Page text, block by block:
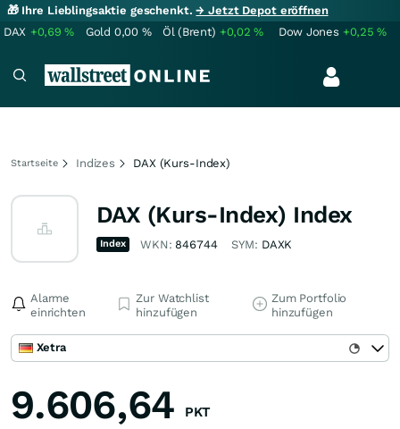
🎁 Ihre Lieblingsaktie geschenkt.→ Jetzt Depot eröffnen
DAX +0,69% Gold 0,00 % Öl (Brent) +0,02% Dow Jones +0,25%
Startseite Indizes DAX (Kurs-Index)
DAX (Kurs-Index) Index
Index WKN: 846744 SYM: DAXK
Alarme
einrichten
Zur Watchlist
hinzufügen
Zum Portfolio
hinzufügen
Xetra
9.606,64 PKT